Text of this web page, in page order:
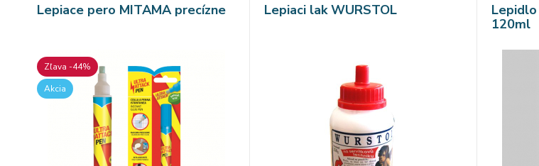
Lepiace pero MITAMA precízne
Zľava -44%
Akcia
Lepiaci lak WURSTOL
120ml